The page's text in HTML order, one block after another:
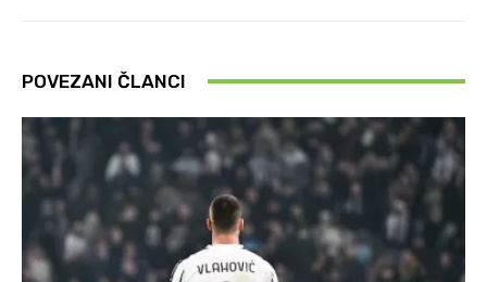
POVEZANI ČLANCI